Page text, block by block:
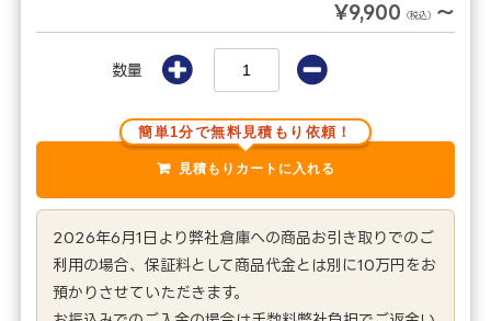
¥9,900 （税込） ～
数量
簡単1分で無料見積もり依頼！
2026年6月1日より弊社倉庫への商品お引き取りでのご
利用の場合、保証料として商品代金とは別に10万円をお
預かりさせていただきます。